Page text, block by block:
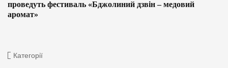
проведуть фестиваль «Бджолиний дзвін – медовий
аромат»
Категорії